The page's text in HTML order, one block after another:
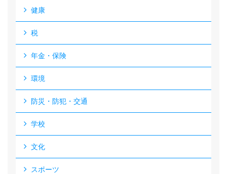
健康
税
年金・保険
環境
防災・防犯・交通
学校
文化
スポーツ